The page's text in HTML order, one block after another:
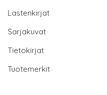
Lastenkirjat
Sarjakuvat
Tietokirjat
Tuotemerkit